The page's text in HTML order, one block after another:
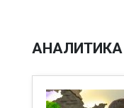
АНАЛИТИКА